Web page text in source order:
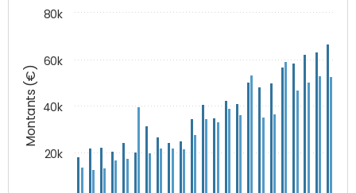
Montants (€)
20k
40k
60k
80k